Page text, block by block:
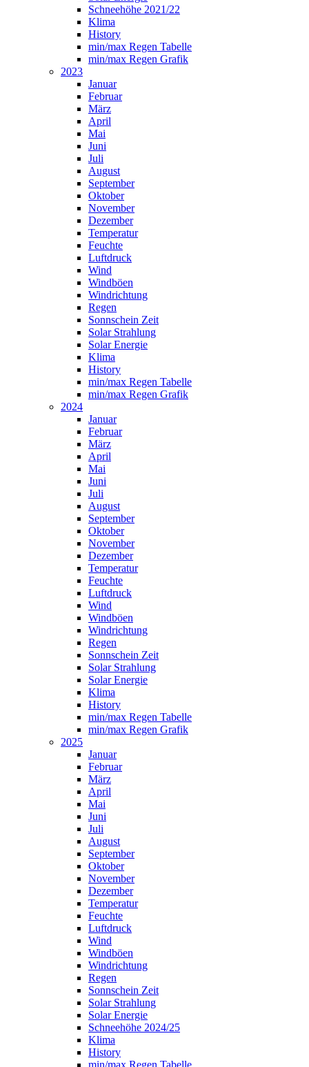
Schneehöhe 2021/22
Klima
History
min/max Regen Tabelle
min/max Regen Grafik
2023
Januar
Februar
März
April
Mai
Juni
Juli
August
September
Oktober
November
Dezember
Temperatur
Feuchte
Luftdruck
Wind
Windböen
Windrichtung
Regen
Sonnschein Zeit
Solar Strahlung
Solar Energie
Klima
History
min/max Regen Tabelle
min/max Regen Grafik
2024
Januar
Februar
März
April
Mai
Juni
Juli
August
September
Oktober
November
Dezember
Temperatur
Feuchte
Luftdruck
Wind
Windböen
Windrichtung
Regen
Sonnschein Zeit
Solar Strahlung
Solar Energie
Klima
History
min/max Regen Tabelle
min/max Regen Grafik
2025
Januar
Februar
März
April
Mai
Juni
Juli
August
September
Oktober
November
Dezember
Temperatur
Feuchte
Luftdruck
Wind
Windböen
Windrichtung
Regen
Sonnschein Zeit
Solar Strahlung
Solar Energie
Schneehöhe 2024/25
Klima
History
min/max Regen Tabelle